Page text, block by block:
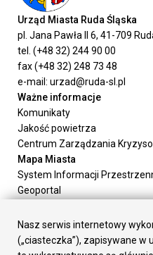
Urząd Miasta Ruda Śląska
pl. Jana Pawła II 6, 41-709
tel. (+48 32) 244 90 00
fax (+48 32) 248 73 48
e-mail: urzad@ruda-sl.pl
Ważne informacje
Komunikaty
Jakość powietrza
Centrum Zarządzania
Mapa Miasta
System Informacji
Geoportal
Załatw sprawę
Prezydent Miasta
Rada Miasta
Nasz serwis internetowy
(„ciasteczka”), zapisywane w